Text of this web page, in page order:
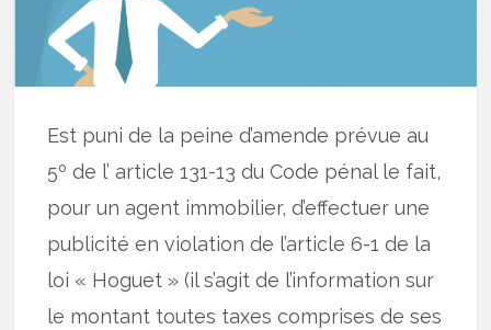
Est puni de la peine d’amende prévue au
5º de l’ article 131-13 du Code pénal le fait,
pour un agent immobilier, d’effectuer une
publicité en violation de l’article 6-1 de la
loi « Hoguet » (il s’agit de l’information sur
le montant toutes taxes comprises de ses